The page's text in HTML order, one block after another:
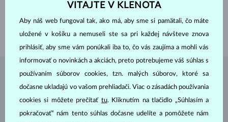
4.70 mm
DĹŽKA 180.00 mm
VÁHA
ŠPERKY ZATELIÉRU KLENOTA
VITAJTE V KLENOTA
Aby náš web fungoval tak, ako má, aby sme si pamätali, čo máte
uložené v košíku a nemuseli ste sa pri každej návšteve znova
prihlásiť, aby sme vám ponúkali iba to, čo vás zaujíma a mohli vás
informovať o novinkách a akciách, preto potrebujeme váš súhlas s
používaním súborov cookies, tzn. malých súborov, ktoré sa
dočasne ukladajú vo vašom prehliadači. Viac o zásadách používania
cookies si môžete prečítať tu. Kliknutím na tlačidlo „Súhlasím a
pokračovať“ nám tento súhlas dočasne udelíte a pomôžete nám